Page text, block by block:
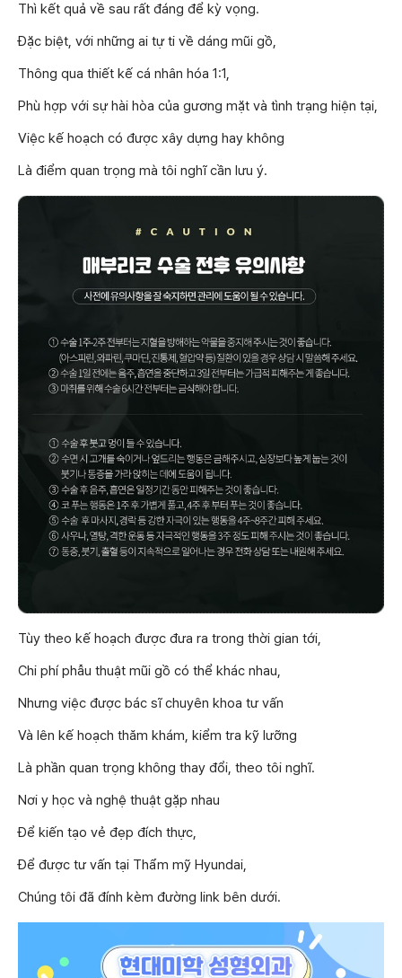
Thì kết quả về sau rất đáng để kỳ vọng.
Đặc biệt, với những ai tự ti về dáng mũi gồ,
Thông qua thiết kế cá nhân hóa 1:1,
Phù hợp với sự hài hòa của gương mặt và tình trạng hiện tại,
Việc kế hoạch có được xây dựng hay không
Là điểm quan trọng mà tôi nghĩ cần lưu ý.
Tùy theo kế hoạch được đưa ra trong thời gian tới,
Chi phí phẫu thuật mũi gồ có thể khác nhau,
Nhưng việc được bác sĩ chuyên khoa tư vấn
Và lên kế hoạch thăm khám, kiểm tra kỹ lưỡng
Là phần quan trọng không thay đổi, theo tôi nghĩ.
Nơi y học và nghệ thuật gặp nhau
Để kiến tạo vẻ đẹp đích thực,
Để được tư vấn tại Thẩm mỹ Hyundai,
Chúng tôi đã đính kèm đường link bên dưới.